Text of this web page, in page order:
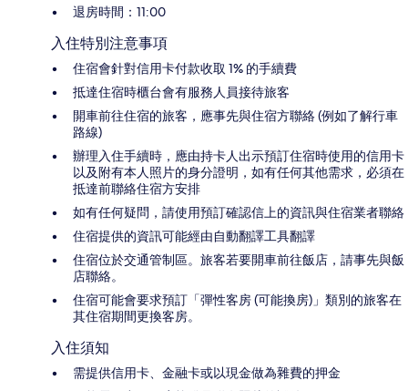
退房時間：11:00
入住特別注意事項
住宿會針對信用卡付款收取 1% 的手續費
抵達住宿時櫃台會有服務人員接待旅客
開車前往住宿的旅客，應事先與住宿方聯絡 (例如了解行車
路線)
辦理入住手續時，應由持卡人出示預訂住宿時使用的信用卡
以及附有本人照片的身分證明，如有任何其他需求，必須在
抵達前聯絡住宿方安排
如有任何疑問，請使用預訂確認信上的資訊與住宿業者聯絡
住宿提供的資訊可能經由自動翻譯工具翻譯
住宿位於交通管制區。旅客若要開車前往飯店，請事先與飯
店聯絡。
住宿可能會要求預訂「彈性客房 (可能換房)」類別的旅客在
其住宿期間更換客房。
入住須知
需提供信用卡、金融卡或以現金做為雜費的押金